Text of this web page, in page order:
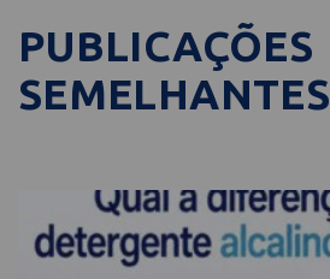
PUBLICAÇÕES
SEMELHANTES